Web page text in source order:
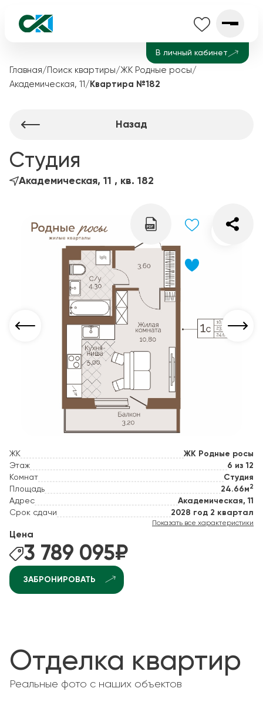
В личный кабинет
Главная/ Поиск квартиры/ЖК Родные росы/
Академическая, 11 / Квартира №182
Назад
Студия
Академическая, 11 , кв. 182
ЖК
ЖК Родные росы
Этаж
6 из 12
Комнат
Студия
Площадь
24.66м 2
Адрес
Академическая, 11
Срок сдачи
2028 год 2 квартал
Показать все характеристики
Цена
3 789 095₽
ЗАБРОНИРОВАТЬ
Отделка квартир
Реальные фото с наших объектов